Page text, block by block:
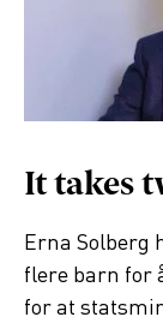
It takes
Erna Solberg
flere barn for
for at